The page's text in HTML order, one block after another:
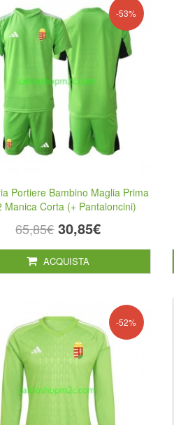
-53%
Portiere Bambino Maglia Prima
Manica Corta (+ Pantaloncini)
65,85€ 30,85€
ACQUISTA
-52%